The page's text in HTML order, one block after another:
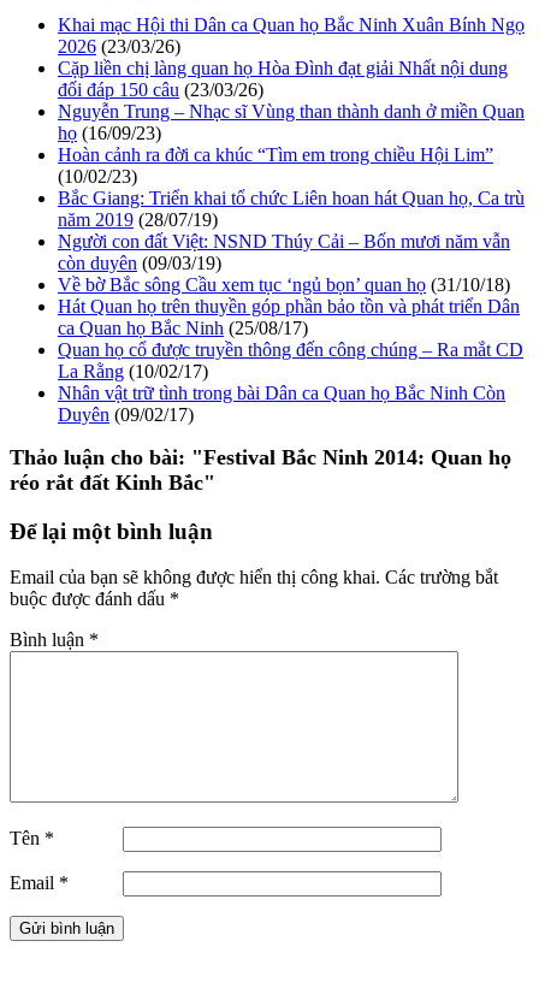
Khai mạc Hội thi Dân ca Quan họ Bắc Ninh Xuân Bính Ngọ
2026 (23/03/26)
Cặp liền chị làng quan họ Hòa Đình đạt giải Nhất nội dung
đối đáp 150 câu (23/03/26)
Nguyễn Trung – Nhạc sĩ Vùng than thành danh ở miền Quan
họ (16/09/23)
Hoàn cảnh ra đời ca khúc “Tìm em trong chiều Hội Lim”
(10/02/23)
Bắc Giang: Triển khai tổ chức Liên hoan hát Quan họ, Ca trù
năm 2019 (28/07/19)
Người con đất Việt: NSND Thúy Cải – Bốn mươi năm vẫn
còn duyên (09/03/19)
Về bờ Bắc sông Cầu xem tục ‘ngủ bọn’ quan họ (31/10/18)
Hát Quan họ trên thuyền góp phần bảo tồn và phát triển Dân
ca Quan họ Bắc Ninh (25/08/17)
Quan họ cổ được truyền thông đến công chúng – Ra mắt CD
La Rằng (10/02/17)
Nhân vật trữ tình trong bài Dân ca Quan họ Bắc Ninh Còn
Duyên (09/02/17)
Thảo luận cho bài: "Festival Bắc Ninh 2014: Quan họ
réo rắt đất Kinh Bắc"
Để lại một bình luận
Email của bạn sẽ không được hiển thị công khai. Các trường bắt
buộc được đánh dấu *
Bình luận *
Tên *
Email *